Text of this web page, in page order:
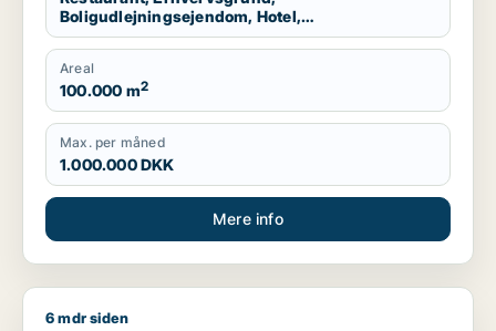
Boligudlejningsejendom, Hotel,
Produktionslokaler, Garage
Areal
100.000 m2
Max. per måned
1.000.000 DKK
Mere info
Marcus søger kontor, lager, værksted, butik,
6 mdr siden